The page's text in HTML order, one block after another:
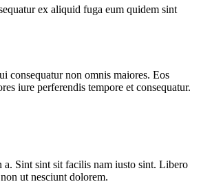
ex aliquid fuga eum quidem sint
consequatur non omnis maiores. Eos
iure perferendis tempore et consequatur.
a. Sint sint sit facilis nam iusto sint. Libero
ut nesciunt dolorem.